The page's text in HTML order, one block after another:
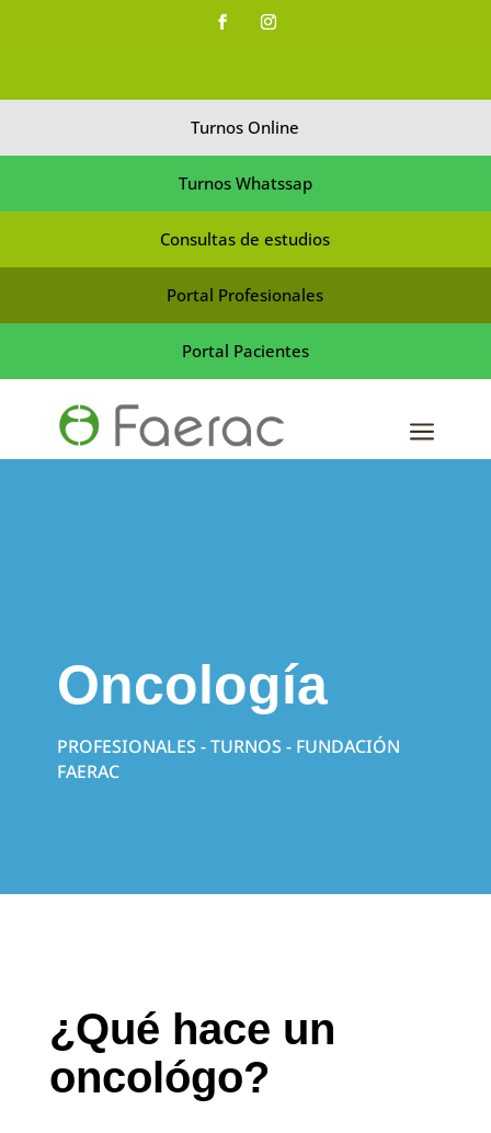
Turnos Online
Turnos Whatssap
Consultas de estudios
Portal Profesionales
Portal Pacientes
a
Oncología
PROFESIONALES - TURNOS - FUNDACIÓN
FAERAC
¿Qué hace un
oncológo?